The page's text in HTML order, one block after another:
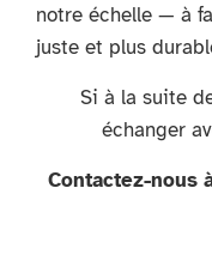
notre échelle — à
juste et plus
Si à la suite
échanger
Contactez-nous